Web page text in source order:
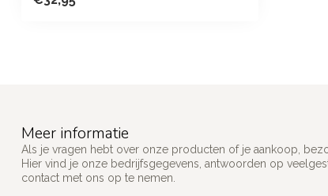
Meer informatie
Als je vragen hebt over onze producten of je aankoop,
Hier vind je onze bedrijfsgegevens, antwoorden op
contact met ons op te nemen.